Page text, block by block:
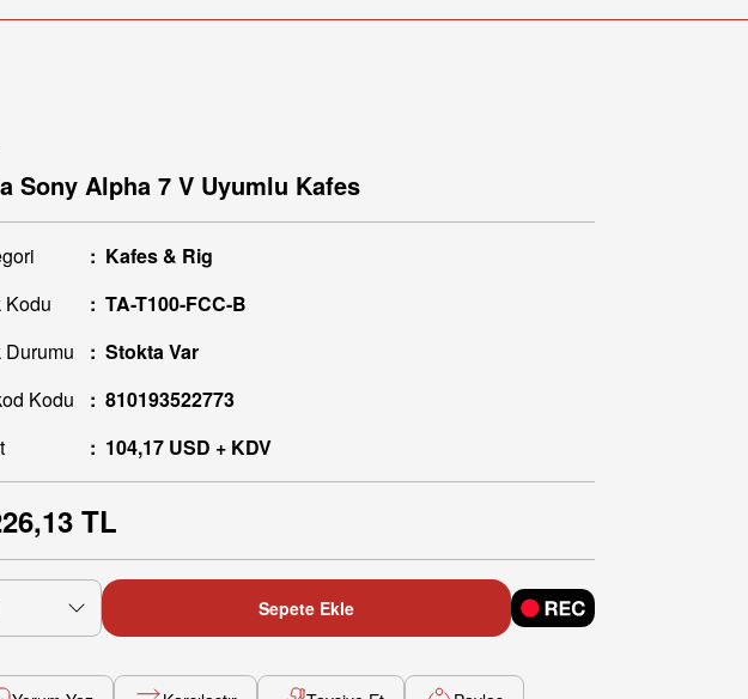
Sony Alpha 7 V Uyumlu Kafes
Kafes & Rig
Kodu
TA-T100-FCC-B
Durumu
Stokta Var
Kodu
810193522773
104,17 USD + KDV
TL
Sepete Ekle